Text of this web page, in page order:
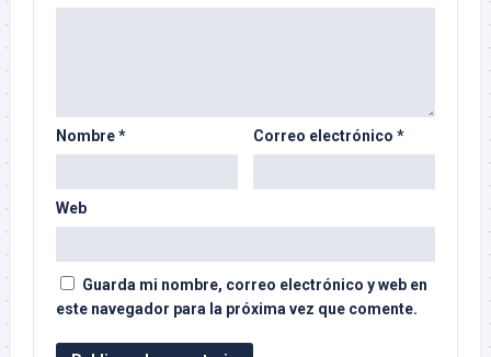
Nombre* Correo electrónico *
Web
Guarda mi nombre, correo electrónico y web en
este navegador para la próxima vez que comente.